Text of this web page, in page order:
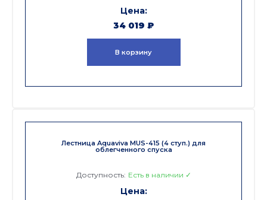
34 019 ₽
В корзину
Лестница Aquaviva MUS-415 (4 ступ.) для
облегченного спуска
Доступность: Есть в наличии ✓